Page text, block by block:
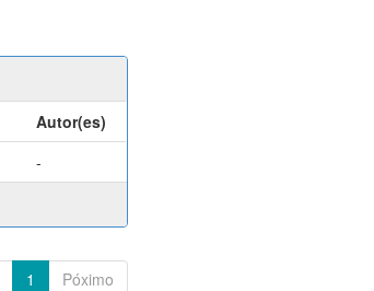
Autor(es)
-
1 Póximo